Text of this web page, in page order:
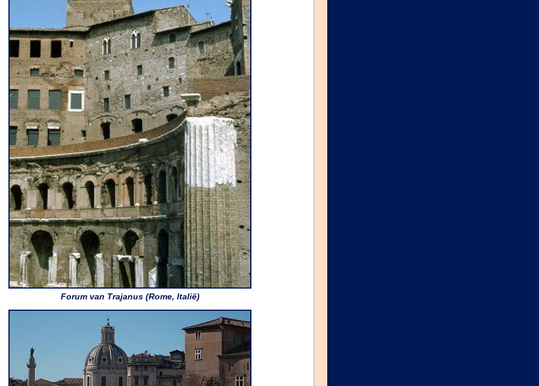
Forum van Trajanus (Rome, Italië)